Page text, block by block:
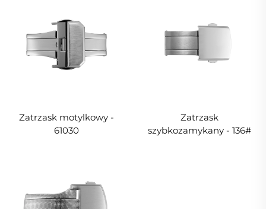
Zatrzask motylkowy -
61030
Zatrzask
szybkozamykany - 136#